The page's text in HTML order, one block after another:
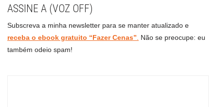
ASSINE A (VOZ OFF)
Subscreva a minha newsletter para se manter atualizado e
receba o ebook gratuito “Fazer Cenas”. Não se preocupe: eu
também odeio spam!